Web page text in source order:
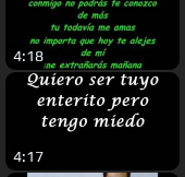
4:18
4:17